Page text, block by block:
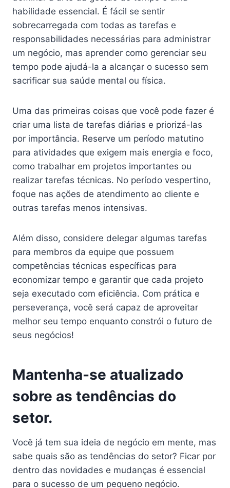
habilidade essencial. É fácil se sentir
sobrecarregada com todas as tarefas e
responsabilidades necessárias para administrar
um negócio, mas aprender como gerenciar seu
tempo pode ajudá-la a alcançar o sucesso sem
sacrificar sua saúde mental ou física.
Uma das primeiras coisas que você pode fazer é
criar uma lista de tarefas diárias e priorizá-las
por importância. Reserve um período matutino
para atividades que exigem mais energia e foco,
como trabalhar em projetos importantes ou
realizar tarefas técnicas. No período vespertino,
foque nas ações de atendimento ao cliente e
outras tarefas menos intensivas.
Além disso, considere delegar algumas tarefas
para membros da equipe que possuem
competências técnicas específicas para
economizar tempo e garantir que cada projeto
seja executado com eficiência. Com prática e
perseverança, você será capaz de aproveitar
melhor seu tempo enquanto constrói o futuro de
seus negócios!
Mantenha-se atualizado
sobre as tendências do
setor.
Você já tem sua ideia de negócio em mente, mas
sabe quais são as tendências do setor? Ficar por
dentro das novidades e mudanças é essencial
para o sucesso de um pequeno negócio.